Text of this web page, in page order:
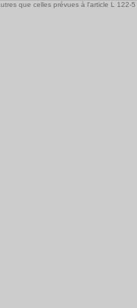
que celles prévues à l'article L